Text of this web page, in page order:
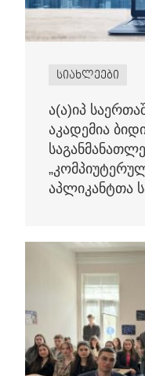
სიახლეები
ა(ა)იპ
აკადემია
აპლიკანტთა